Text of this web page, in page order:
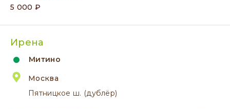
5 000 ₽
Ирена
Митино
Москва
Пятницкое ш. (дублёр)